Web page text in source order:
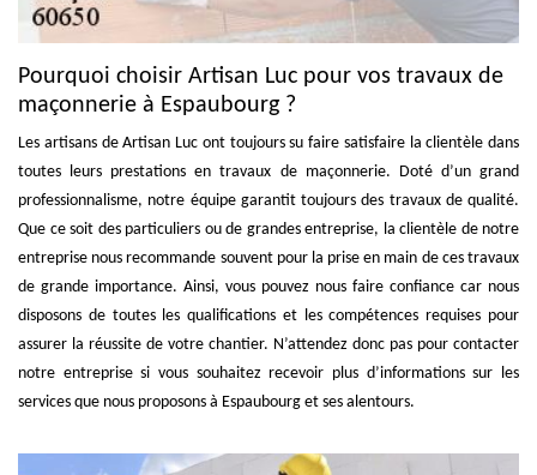
Pourquoi choisir Artisan Luc pour vos travaux de
maçonnerie à Espaubourg ?
Les artisans de Artisan Luc ont toujours su faire satisfaire la clientèle dans
toutes leurs prestations en travaux de maçonnerie. Doté d’un grand
professionnalisme, notre équipe garantit toujours des travaux de qualité.
Que ce soit des particuliers ou de grandes entreprise, la clientèle de notre
entreprise nous recommande souvent pour la prise en main de ces travaux
de grande importance. Ainsi, vous pouvez nous faire confiance car nous
disposons de toutes les qualifications et les compétences requises pour
assurer la réussite de votre chantier. N’attendez donc pas pour contacter
notre entreprise si vous souhaitez recevoir plus d’informations sur les
services que nous proposons à Espaubourg et ses alentours.